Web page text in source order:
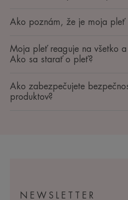
Ako poznám, že je moja pleť
Moja pleť reaguje na všetko a
Ako sa starať o pleť?
Ako zabezpečujete
produktov?
NEWSLETTER